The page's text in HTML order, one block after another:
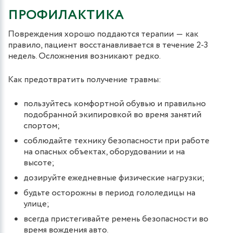
ПРОФИЛАКТИКА
Повреждения хорошо поддаются терапии ― как
правило, пациент восстанавливается в течение 2-3
недель. Осложнения возникают редко.
Как предотвратить получение травмы:
пользуйтесь комфортной обувью и правильно
подобранной экипировкой во время занятий
спортом;
соблюдайте технику безопасности при работе
на опасных объектах, оборудовании и на
высоте;
дозируйте ежедневные физические нагрузки;
будьте осторожны в период гололедицы на
улице;
всегда пристегивайте ремень безопасности во
время вождения авто.